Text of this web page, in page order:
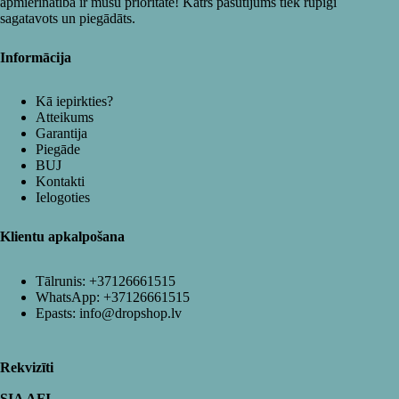
sagatavots un piegādāts.
Informācija
Kā iepirkties?
Atteikums
Garantija
Piegāde
BUJ
Kontakti
Ielogoties
Klientu apkalpošana
Tālrunis: +37126661515
WhatsApp: +37126661515
Epasts: info@dropshop.lv
Rekvizīti